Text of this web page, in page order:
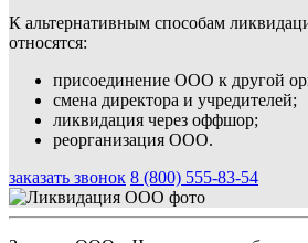
К альтернативным способам
относятся:
присоединение ООО к другой
смена директора и учредителей;
ликвидация через оффшор;
реорганизация ООО.
заказать звонок 8 (800) 555-83-54